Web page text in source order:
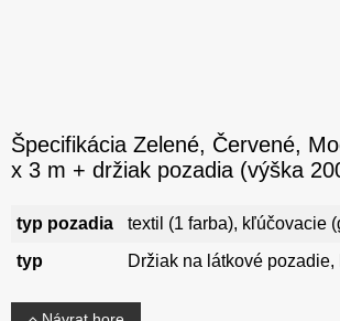
Špecifikácia Zelené, Červené,
x 3 m + držiak pozadia (výška
typ pozadia
textil (1 farba), kľúčovacie
typ
Držiak na látkové